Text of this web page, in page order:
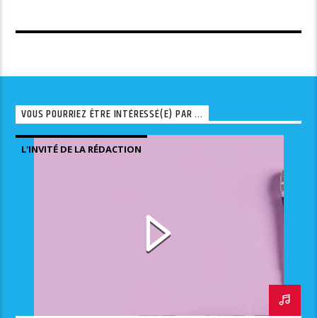
VOUS POURRIEZ ÊTRE INTÉRESSÉ(E) PAR ...
L'INVITÉ DE LA RÉDACTION